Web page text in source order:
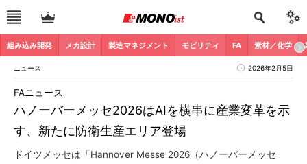
組み込み開発 メカ設計 製造マネジメント モビリティ FA 素材／化学
ニュース 2026年2月5日
ハノーバーメッセ2026はAIを横串に産業変革を示
す、新たに防衛生産エリア登場
FAニュース
ドイツメッセは「Hannover Messe 2026（ハノーバーメッセ